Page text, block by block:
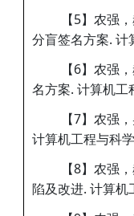
【5】农强
分盲签名方案. 计
【6】农强
名方案. 计算机工
【7】农强
计算机工程与科
【8】农强
陷及改进. 计算机